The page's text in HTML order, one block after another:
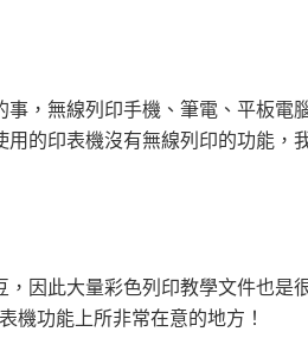
，無線列印手機、筆電、平板電
的印表機沒有無線列印的功能，
因此大量彩色列印教學文件也是
機功能上所非常在意的地方！